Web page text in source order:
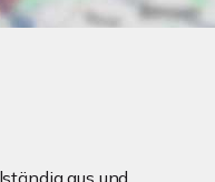
aus und